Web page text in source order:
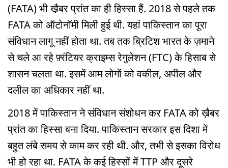
(FATA) भी खै़बर प्रांत का ही हिस्सा हैं. 2018 से पहले तक
FATA को ऑटोनॉमी मिली हुई थी. यहां पाकिस्तान का पूरा
संविधान लागू नहीं होता था. तब तक ब्रिटिश भारत के ज़माने
से चले आ रहे फ़्रंटियर क्राइम्स रेगुलेशन (FTC) के हिसाब से
शासन चलता था. इसमें आम लोगों को वकील, अपील और
दलील का अधिकार नहीं था.
2018 में पाकिस्तान ने संविधान संशोधन कर FATA को ख़ैबर
प्रांत का हिस्सा बना दिया. पाकिस्तान सरकार इस दिशा में
बहुत लंबे समय से काम कर रही थी. और, तभी से इसका विरोध
भी हो रहा था. FATA के कई हिस्सों में TTP और दूसरे